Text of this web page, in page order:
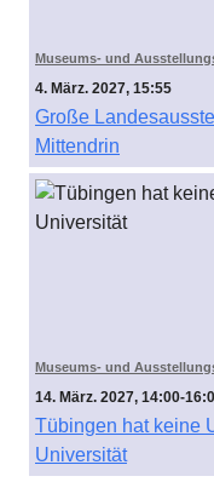
Museums- und
4. März. 2027, 15:55
Große
Mittendrin
Museums- und
14. März. 2027, 14:00-
Tübingen hat keine
Universität